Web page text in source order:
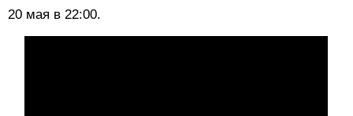
20 мая в 22:00.